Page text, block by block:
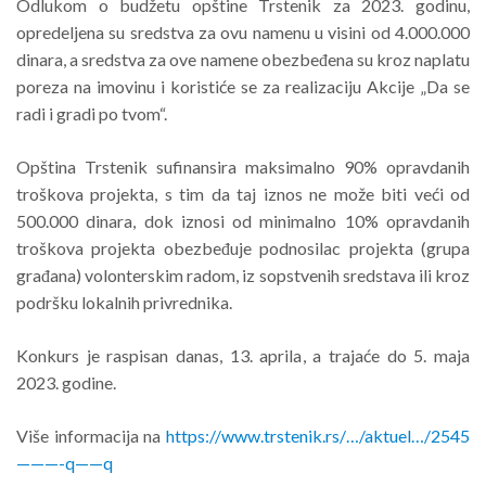
Odlukom o budžetu opštine Trstenik za 2023. godinu,
opredeljena su sredstva za ovu namenu u visini od 4.000.000
dinara, a sredstva za ove namene obezbeđena su kroz naplatu
poreza na imovinu i koristiće se za realizaciju Akcije „Da se
radi i gradi po tvom“.
Opština Trstenik sufinansira maksimalno 90% opravdanih
troškova projekta, s tim da taj iznos ne može biti veći od
500.000 dinara, dok iznosi od minimalno 10% opravdanih
troškova projekta obezbeđuje podnosilac projekta (grupa
građana) volonterskim radom, iz sopstvenih sredstava ili kroz
podršku lokalnih privrednika.
Konkurs je raspisan danas, 13. aprila, a trajaće do 5. maja
2023. godine.
Više informacija na https://www.trstenik.rs/…/aktuel…/2545
———-q——q